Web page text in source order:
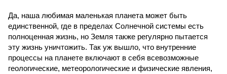
Да, наша любимая маленькая планета может быть
единственной, где в пределах Солнечной системы есть
полноценная жизнь, но Земля также регулярно пытается
эту жизнь уничтожить. Так уж вышло, что внутренние
процессы на планете включают в себя всевозможные
геологические, метеорологические и физические явления,